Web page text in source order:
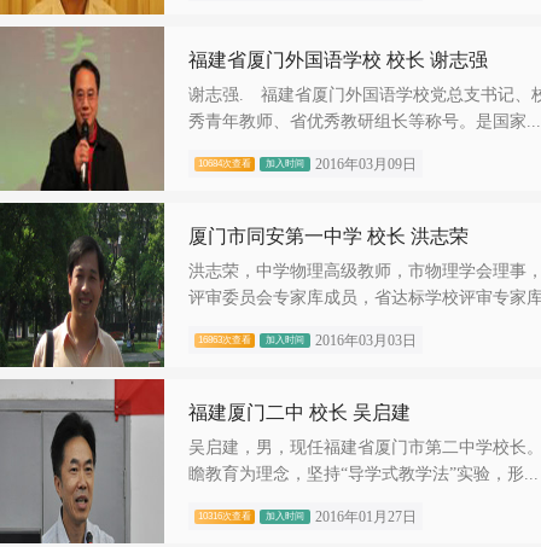
福建省厦门外国语学校 校长 谢志强
谢志强. 福建省厦门外国语学校党总支书记、
秀青年教师、省优秀教研组长等称号。是国家...
10684次查看 加入时间 2016年03月09日
厦门市同安第一中学 校长 洪志荣
洪志荣，中学物理高级教师，市物理学会理事
评审委员会专家库成员，省达标学校评审专家
16863次查看 加入时间 2016年03月03日
福建厦门二中 校长 吴启建
吴启建，男，现任福建省厦门市第二中学校长
瞻教育为理念，坚持“导学式教学法”实验，形...
10316次查看 加入时间 2016年01月27日